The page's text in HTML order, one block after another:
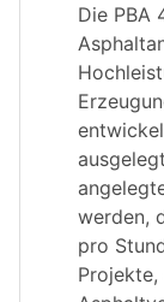
Die PBA
werden,
pro